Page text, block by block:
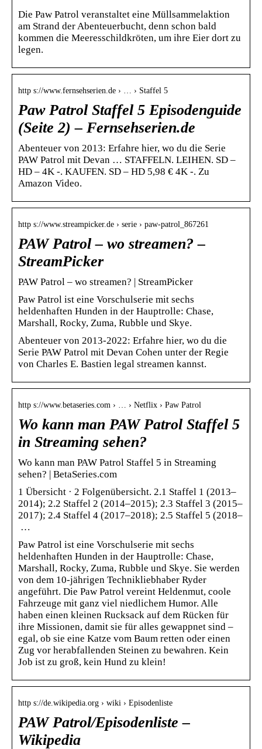
Die Paw Patrol veranstaltet eine Müllsammelaktion
am Strand der Abenteuerbucht, denn schon bald
kommen die Meeresschildkröten, um ihre Eier dort zu
legen.
http s://www.fernsehserien.de › … › Staffel 5
Paw Patrol Staffel 5 Episodenguide
(Seite 2) – Fernsehserien.de
Abenteuer von 2013: Erfahre hier, wo du die Serie
PAW Patrol mit Devan … STAFFELN. LEIHEN. SD –
HD – 4K -. KAUFEN. SD – HD 5,98 € 4K -. Zu
Amazon Video.
http s://www.streampicker.de › serie › paw-patrol_867261
PAW Patrol – wo streamen? –
StreamPicker
PAW Patrol – wo streamen? | StreamPicker
Paw Patrol ist eine Vorschulserie mit sechs
heldenhaften Hunden in der Hauptrolle: Chase,
Marshall, Rocky, Zuma, Rubble und Skye.
Abenteuer von 2013-2022: Erfahre hier, wo du die
Serie PAW Patrol mit Devan Cohen unter der Regie
von Charles E. Bastien legal streamen kannst.
http s://www.betaseries.com › … › Netflix › Paw Patrol
Wo kann man PAW Patrol Staffel 5
in Streaming sehen?
Wo kann man PAW Patrol Staffel 5 in Streaming
sehen? | BetaSeries.com
1 Übersicht · 2 Folgenübersicht. 2.1 Staffel 1 (2013–
2014); 2.2 Staffel 2 (2014–2015); 2.3 Staffel 3 (2015–
2017); 2.4 Staffel 4 (2017–2018); 2.5 Staffel 5 (2018–
…
Paw Patrol ist eine Vorschulserie mit sechs
heldenhaften Hunden in der Hauptrolle: Chase,
Marshall, Rocky, Zuma, Rubble und Skye. Sie werden
von dem 10-jährigen Technikliebhaber Ryder
angeführt. Die Paw Patrol vereint Heldenmut, coole
Fahrzeuge mit ganz viel niedlichem Humor. Alle
haben einen kleinen Rucksack auf dem Rücken für
ihre Missionen, damit sie für alles gewappnet sind –
egal, ob sie eine Katze vom Baum retten oder einen
Zug vor herabfallenden Steinen zu bewahren. Kein
Job ist zu groß, kein Hund zu klein!
http s://de.wikipedia.org › wiki › Episodenliste
PAW Patrol/Episodenliste –
Wikipedia